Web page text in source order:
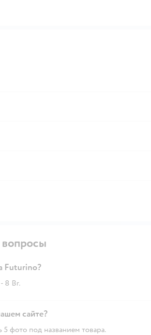
Futurino?
8 Br.
сайте?
фото под названием товара.